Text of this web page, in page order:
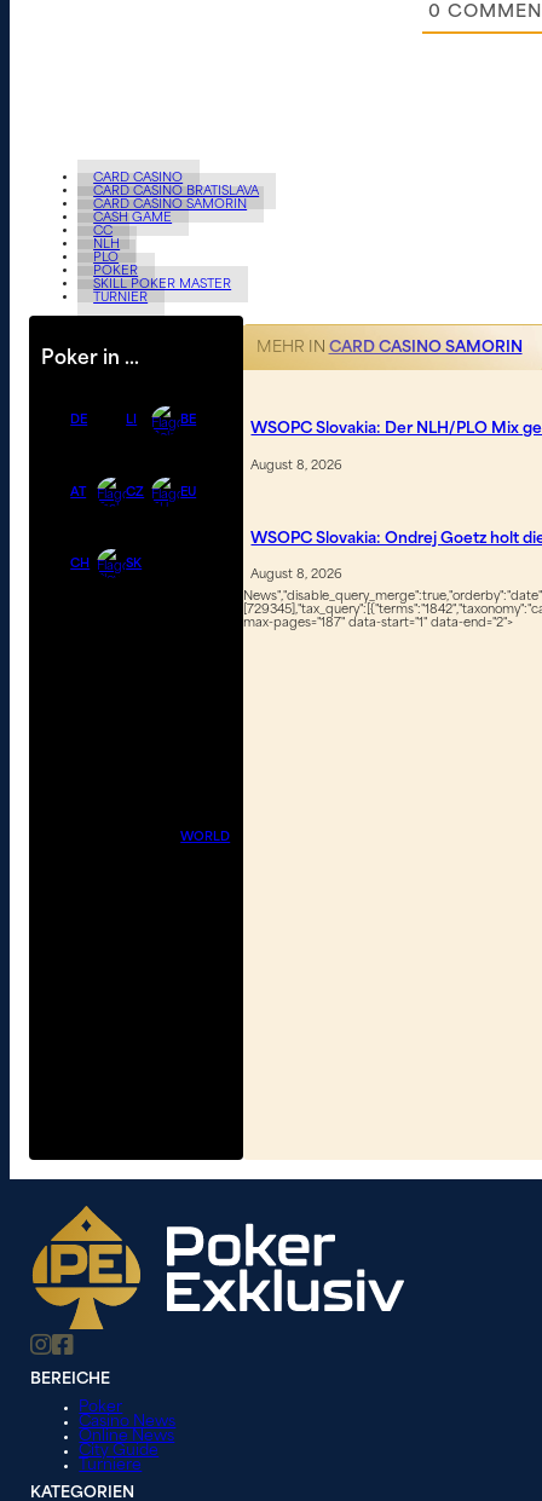
0
CARD CASINO
CARD CASINO BRATISLAVA
CARD CASINO SAMORIN
CASH GAME
CC
NLH
PLO
POKER
SKILL POKER MASTER
TURNIER
Poker in …
DE
AT
CH
LI
CZ
SK
BE
EU
WORLD
MEHR IN CARD CASINO SAMORIN
WSOPC Slovakia: Der NLH/PLO Mix
August 8, 2026
WSOPC Slovakia: Ondrej Goetz holt
August 8, 2026
max-pages="187" data-start="1" data-end="2">
BEREICHE
Poker
Casino News
Online News
City Guide
Turniere
KATEGORIEN